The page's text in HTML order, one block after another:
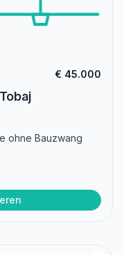
€ 45.000
ohne Bauzwang